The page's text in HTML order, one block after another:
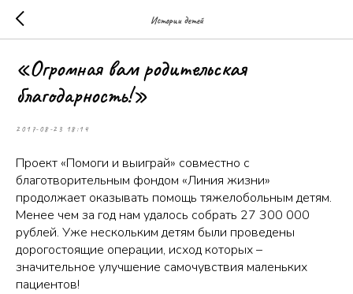
Истории детей
«Огромная вам родительская
благодарность!»
2017-08-23 18:14
Проект «Помоги и выиграй» совместно с
благотворительным фондом «Линия жизни»
продолжает оказывать помощь тяжелобольным детям.
Менее чем за год нам удалось собрать 27 300 000
рублей. Уже нескольким детям были проведены
дорогостоящие операции, исход которых –
значительное улучшение самочувствия маленьких
пациентов!